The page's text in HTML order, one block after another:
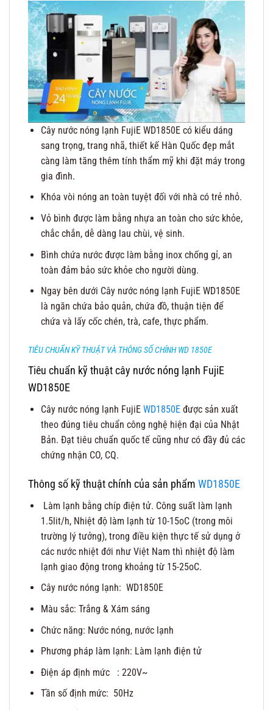
Cây nước nóng lạnh FujiE WD1850E có kiểu dáng
sang trọng, trang nhã, thiết kế Hàn Quốc đẹp mắt
càng làm tăng thêm tính thẩm mỹ khi đặt máy trong
gia đình.
Khóa vòi nóng an toàn tuyệt đối với nhà có trẻ nhỏ.
Vỏ bình được làm bằng nhựa an toàn cho sức khỏe,
chắc chắn, dễ dàng lau chùi, vệ sinh.
Bình chứa nước được làm bằng inox chống gỉ, an
toàn đảm bảo sức khỏe cho người dùng.
Ngay bên dưới Cây nước nóng lạnh FujiE WD1850E
là ngăn chứa bảo quản, chứa đồ, thuận tiện để
chứa và lấy cốc chén, trà, cafe, thực phẩm.
TIÊU CHUẨN KỸ THUẬT VÀ THÔNG SỐ CHÍNH WD 1850E
Tiêu chuẩn kỹ thuật cây nước nóng lạnh FujiE
WD1850E
Cây nước nóng lạnh FujiE WD1850Eđược sản xuất
theo đúng tiêu chuẩn công nghệ hiện đại của Nhật
Bản. Đạt tiêu chuẩn quốc tế cũng như có đầy đủ các
chứng nhận CO, CQ.
Thông số kỹ thuật chính của sản phẩm WD1850E
Làm lạnh bằng chíp điện tử. Công suất làm lạnh
1.5lit/h, Nhiệt độ làm lạnh từ 10-15oC (trong môi
trường lý tưởng), trong điều kiện thực tế sử dụng ở
các nước nhiệt đới như Việt Nam thì nhiệt độ làm
lạnh giao động trong khoảng từ 15-25oC.
Cây nước nóng lạnh: WD1850E
Màu sắc: Trắng & Xám sáng
Chức năng: Nước nóng, nước lạnh
Phương pháp làm lạnh: Làm lạnh điện tử
Điện áp định mức : 220V~
Tần số định mức: 50Hz